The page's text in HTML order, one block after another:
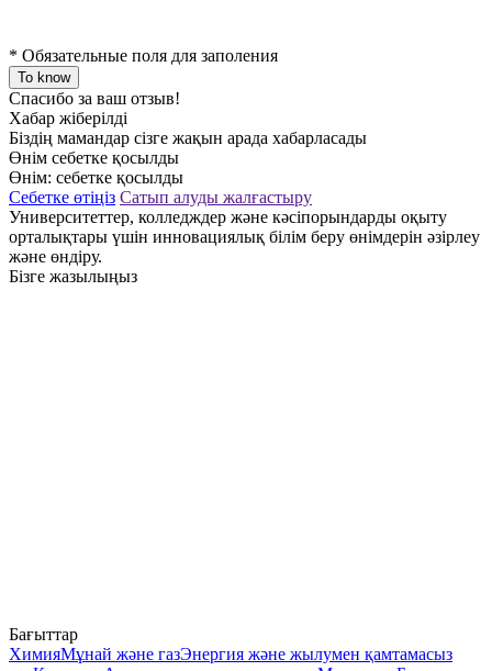
* Обязательные поля для заполения
To know
Спасибо за ваш отзыв!
Хабар жіберілді
Біздің мамандар сізге жақын арада хабарласады
Өнім себетке қосылды
Өнім: себетке қосылды
Себетке өтіңіз Сатып алуды жалғастыру
Университеттер, колледждер және кәсіпорындарды оқыту
орталықтары үшін инновациялық білім беру өнімдерін әзірлеу
және өндіру.
Бізге жазылыңыз
Бағыттар
ХимияМұнай және газЭнергия және жылумен қамтамасыз